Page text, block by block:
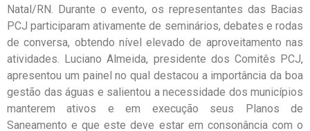
Natal/RN. Durante o evento, os representantes das Bacias
PCJ participaram ativamente de seminários, debates e rodas
de conversa, obtendo nível elevado de aproveitamento nas
atividades. Luciano Almeida, presidente dos Comitês PCJ,
apresentou um painel no qual destacou a importância da boa
gestão das águas e salientou a necessidade dos municípios
manterem ativos e em execução seus Planos de
Saneamento e que este deve estar em consonância com o